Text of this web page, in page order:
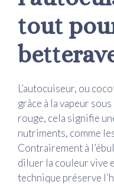
tout
L’autocuiseur, ou
grâce à la vapeur
rouge, cela signifie
nutriments, comme
Contrairement à
diluer la couleur vive
technique préserve